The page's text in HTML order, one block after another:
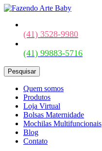
(41) 3528-9980
(41) 99883-5716
Pesquisar
Quem somos
Produtos
Loja Virtual
Bolsas Maternidade
Mochilas Multifuncionais
Blog
Contato